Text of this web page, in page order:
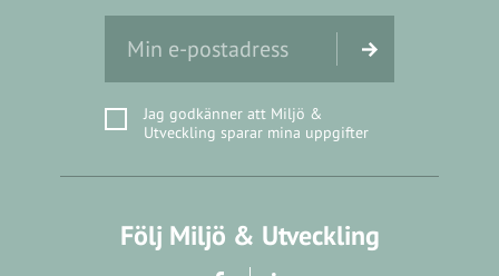
Jag godkänner att Miljö &
Utveckling sparar mina uppgifter
Följ Miljö & Utveckling